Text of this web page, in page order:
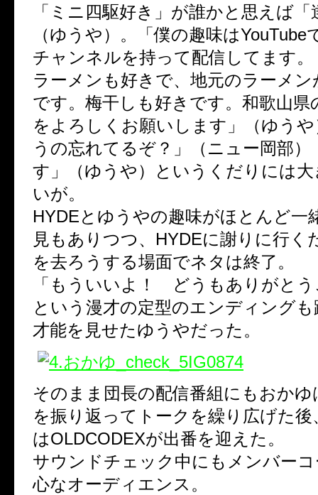
「ミニ四駆好き」が誰かと思えば
（ゆうや）。「僕の趣味はYouTube
チャンネルを持って配信してます。
ラーメンも好きで、地元のラーメ
です。梅干しも好きです。和歌山県
をよろしくお願いします」（ゆう
うの忘れてるぞ？」（ニュー岡部）
す」（ゆうや）というくだりには
いが。
HYDEとゆうやの趣味がほとんど一
見もありつつ、HYDEに謝りに行く
を去ろうする場面でネタは終了。
「もういいよ！ どうもありがと
という漫才の定型のエンディング
才能を見せたゆうやだった。
そのまま団長の配信番組にもおかゆ
を振り返ってトークを繰り広げた
はOLDCODEXが出番を迎えた。
サウンドチェック中にもメンバー
心なオーディエンス。